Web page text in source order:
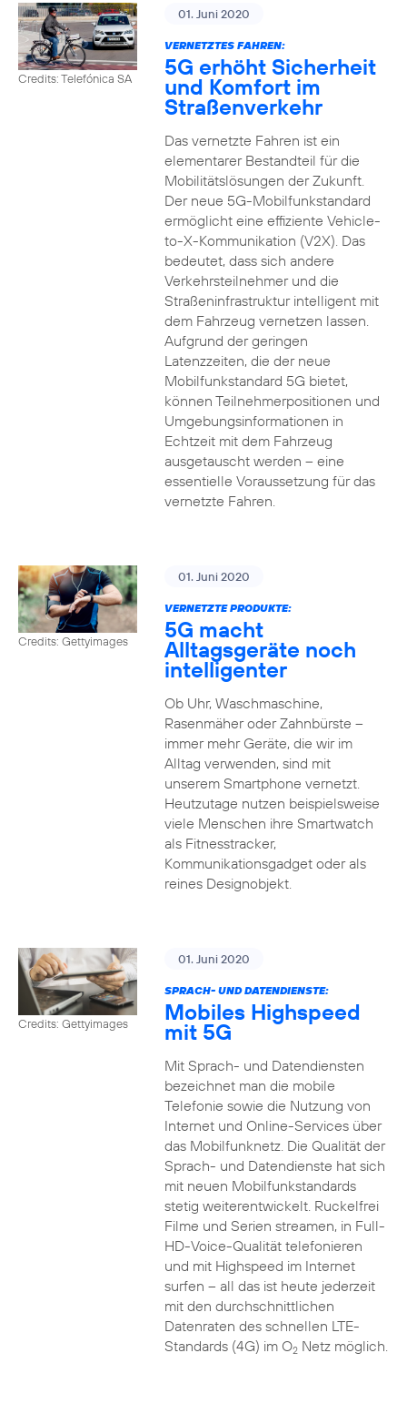
Credits: Telefónica SA
01. Juni 2020
VERNETZTES FAHREN:
5G erhöht Sicherheit
und Komfort im
Straßenverkehr
Das vernetzte Fahren ist ein
elementarer Bestandteil für die
Mobilitätslösungen der Zukunft.
Der neue 5G-Mobilfunkstandard
ermöglicht eine effiziente Vehicle-
to-X-Kommunikation (V2X). Das
bedeutet, dass sich andere
Verkehrsteilnehmer und die
Straßeninfrastruktur intelligent mit
dem Fahrzeug vernetzen lassen.
Aufgrund der geringen
Latenzzeiten, die der neue
Mobilfunkstandard 5G bietet,
können Teilnehmerpositionen und
Umgebungsinformationen in
Echtzeit mit dem Fahrzeug
ausgetauscht werden – eine
essentielle Voraussetzung für das
vernetzte Fahren.
Credits: Gettyimages
01. Juni 2020
VERNETZTE PRODUKTE:
5G macht
Alltagsgeräte noch
intelligenter
Ob Uhr, Waschmaschine,
Rasenmäher oder Zahnbürste –
immer mehr Geräte, die wir im
Alltag verwenden, sind mit
unserem Smartphone vernetzt.
Heutzutage nutzen beispielsweise
viele Menschen ihre Smartwatch
als Fitnesstracker,
Kommunikationsgadget oder als
reines Designobjekt.
Credits: Gettyimages
01. Juni 2020
SPRACH- UND DATENDIENSTE:
Mobiles Highspeed
mit 5G
Mit Sprach- und Datendiensten
bezeichnet man die mobile
Telefonie sowie die Nutzung von
Internet und Online-Services über
das Mobilfunknetz. Die Qualität der
Sprach- und Datendienste hat sich
mit neuen Mobilfunkstandards
stetig weiterentwickelt. Ruckelfrei
Filme und Serien streamen, in Full-
HD-Voice-Qualität telefonieren
und mit Highspeed im Internet
surfen – all das ist heute jederzeit
mit den durchschnittlichen
Datenraten des schnellen LTE-
Standards (4G) im O2Netz möglich.